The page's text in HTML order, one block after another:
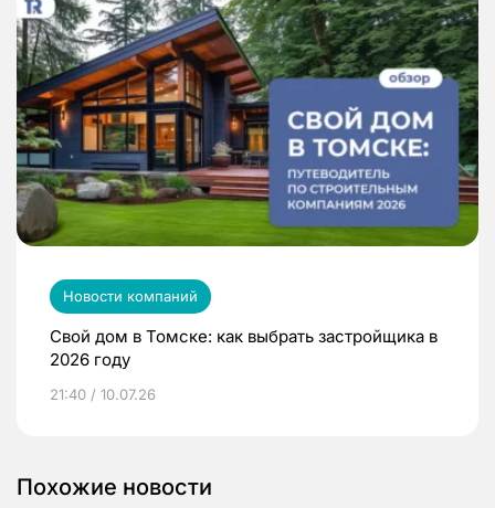
Новости компаний
Свой дом в Томске: как выбрать застройщика в
2026 году
21:40 / 10.07.26
Похожие новости